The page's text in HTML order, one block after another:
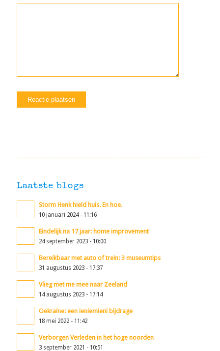
Laatste blogs
Storm Henk hield huis. En hoe.
10 januari 2024 - 11:16
Eindelijk na 17 jaar: home improvement
24 september 2023 - 10:00
Bereikbaar met auto of trein: 3 museumtips
31 augustus 2023 - 17:37
Vlieg met me mee naar Zeeland
14 augustus 2023 - 17:14
Oekraïne: een ieniemieni bijdrage
18 mei 2022 - 11:42
Verborgen Verleden in het hoge noorden
3 september 2021 - 10:51